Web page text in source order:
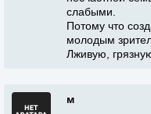
слабыми.
Потому что
молодым
Лживую,
м